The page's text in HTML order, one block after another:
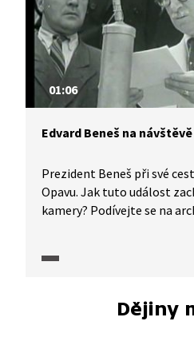
01:06
Edvard Beneš na
Prezident Beneš při své
Opavu. Jak tuto událost
kamery? Podívejte se na
Dějiny